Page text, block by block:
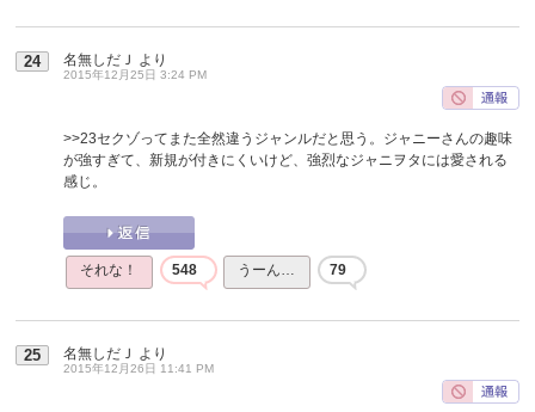
24 名無しだＪ より
2015年12月25日 3:24 PM
>>23セクゾってまた全然違うジャンルだと思う。ジャニーさんの趣味
が強すぎて、新規が付きにくいけど、強烈なジャニヲタには愛される
感じ。
それな！ 548 うーん… 79
25 名無しだＪ より
2015年12月26日 11:41 PM